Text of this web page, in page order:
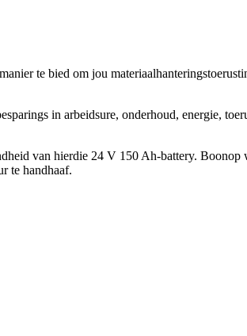
te bied om jou
in arbeidsure, onderhoud, energie,
van hierdie 24 V 150 Ah-battery.
te handhaaf.